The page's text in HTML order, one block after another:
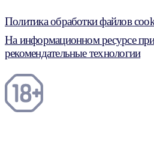
Политика обработки файлов
На информационном ресурсе
рекомендательные технологии